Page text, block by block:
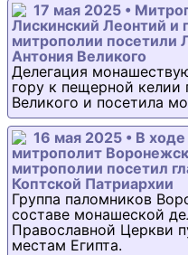
17 мая 2025 •
Лискинский Леонтий и
митрополии посетили
Антония Великого
Делегация
гору к пещерной келии
Великого и посетила
16 мая 2025 • В
митрополит
митрополии посетил
Коптской Патриархии
Группа паломников
составе монашеской
Православной Церкви
местам Египта.